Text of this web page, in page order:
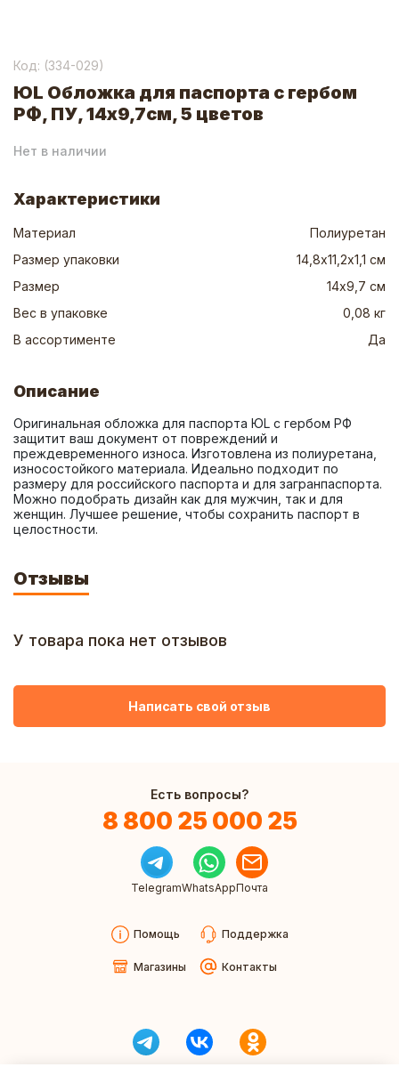
Код: (334-029)
ЮL Обложка для паспорта с гербом
РФ, ПУ, 14х9,7см, 5 цветов
Нет в наличии
Характеристики
Материал
Полиуретан
Размер упаковки
14,8х11,2х1,1 см
Размер
14х9,7 см
Вес в упаковке
0,08 кг
В ассортименте
Да
Описание
Оригинальная обложка для паспорта ЮL с гербом РФ
защитит ваш документ от повреждений и
преждевременного износа. Изготовлена из полиуретана,
износостойкого материала. Идеально подходит по
размеру для российского паспорта и для загранпаспорта.
Можно подобрать дизайн как для мужчин, так и для
женщин. Лучшее решение, чтобы сохранить паспорт в
целостности.
Отзывы
У товара пока нет отзывов
Написать свой отзыв
Есть вопросы?
8 800 25 000 25
TelegramWhatsAppПочта
Помощь Поддержка
Магазины Контакты